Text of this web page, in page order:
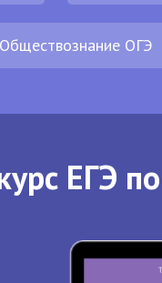
Обществознание ОГЭ
ЕГЭ